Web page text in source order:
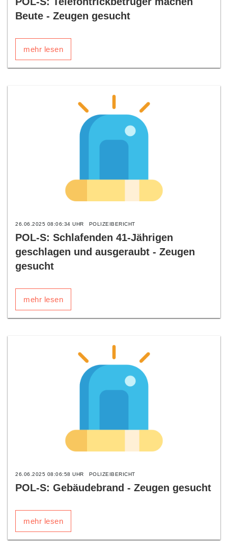
Beute - Zeugen gesucht
mehr lesen
26.06.2025 08:06:34 UHR POLIZEIBERICHT
POL-S: Schlafenden 41-Jährigen
geschlagen und ausgeraubt - Zeugen
gesucht
mehr lesen
26.06.2025 08:06:58 UHR POLIZEIBERICHT
POL-S: Gebäudebrand - Zeugen gesucht
mehr lesen